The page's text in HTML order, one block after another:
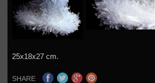
25x18x27 cm.
SHARE